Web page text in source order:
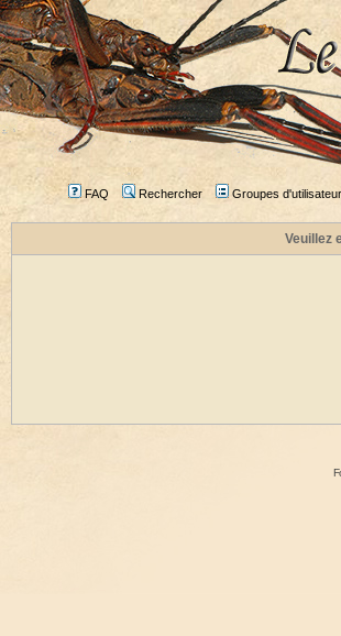
FAQ Rechercher Groupes
Veuillez